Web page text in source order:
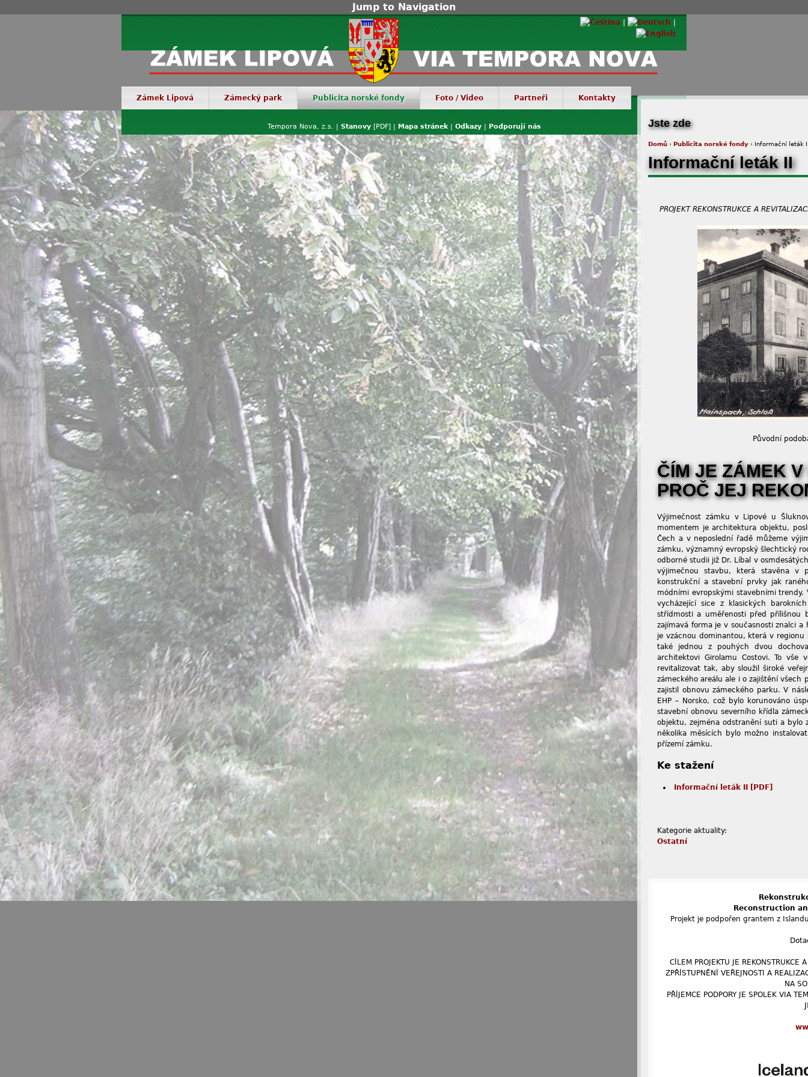
Jump to Navigation
Zámek Lipová Zámecký park Publicita norské fondy Foto / Video Partneři Kontakty
Jste zde
Domů › Publicita norské fondy › Informační leták
Informační leták II
PROJEKT REKONSTRUKCE A
Původní
ČÍM JE ZÁMEK
PROČ JEJ
Výjimečnost zámku v Lipové u
momentem je architektura objektu,
Čech a v neposlední řadě můžeme
zámku, významný evropský šlechtický
odborné studii již Dr. Líbal v
výjimečnou stavbu, která stavěna v
konstrukční a stavební prvky jak
módními evropskými stavebními
vycházející sice z klasických
střídmosti a uměřenosti před přílišnou
zajímavá forma je v současnosti znalci
je vzácnou dominantou, která v regionu
také jednou z pouhých dvou
architektovi Girolamu Costovi. To vše
revitalizovat tak, aby sloužil široké
zámeckého areálu ale i o zajištění
zajistil obnovu zámeckého parku. V
EHP – Norsko, což bylo korunováno
stavební obnovu severního křídla
objektu, zejména odstranění suti a bylo
několika měsících bylo možno
přízemí zámku.
Ke stažení
Informační leták II [PDF]
Kategorie aktuality:
Ostatní
Reconstruction
Projekt je podpořen grantem z
CÍLEM PROJEKTU JE
ZPŘÍSTUPNĚNÍ VEŘEJNOSTI A
NA
PŘÍJEMCE PODPORY JE SPOLEK VIA
Tempora Nova, z.s. | Stanovy[PDF] | Mapa stránek| Odkazy| Podporují nás